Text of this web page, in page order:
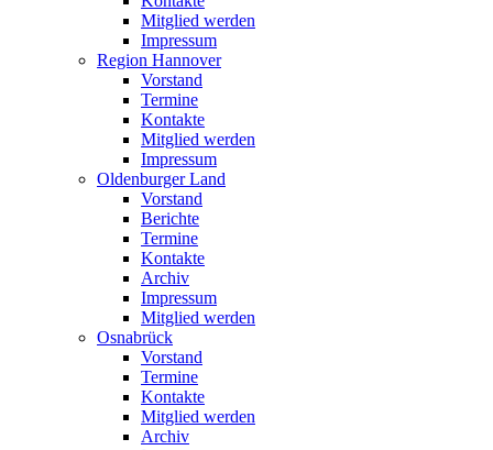
Mitglied werden
Impressum
Region Hannover
Vorstand
Termine
Kontakte
Mitglied werden
Impressum
Oldenburger Land
Vorstand
Berichte
Termine
Kontakte
Archiv
Impressum
Mitglied werden
Osnabrück
Vorstand
Termine
Kontakte
Mitglied werden
Archiv